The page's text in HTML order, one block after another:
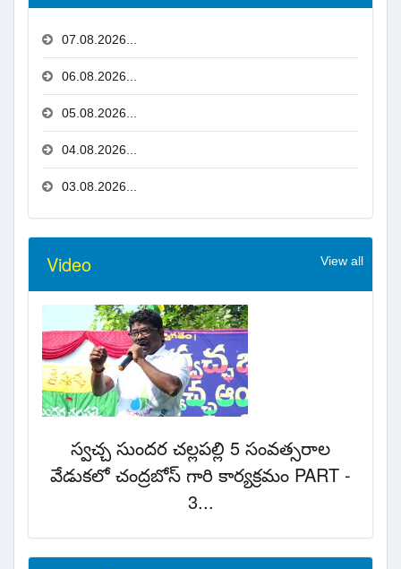
07.08.2026...
06.08.2026...
05.08.2026...
04.08.2026...
03.08.2026...
Video View all
స్వచ్చ సుందర చల్లపల్లి 5 సంవత్సరాల
వేడుకలో చంద్రబోస్ గారి కార్యక్రమం PART -
3...